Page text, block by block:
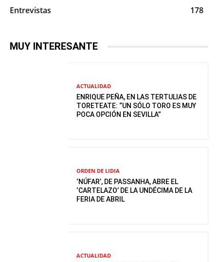
Entrevistas
178
MUY INTERESANTE
ACTUALIDAD
ENRIQUE PEÑA, EN LAS TERTULIAS DE
TORETEATE: “UN SÓLO TORO ES MUY
POCA OPCIÓN EN SEVILLA”
ORDEN DE LIDIA
‘NÚFAR’, DE PASSANHA, ABRE EL
‘CARTELAZO’ DE LA UNDÉCIMA DE LA
FERIA DE ABRIL
ACTUALIDAD